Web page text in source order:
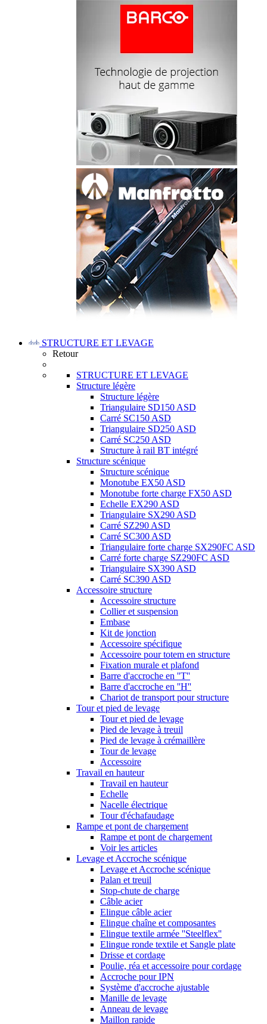
STRUCTURE ET LEVAGE
Retour
STRUCTURE ET LEVAGE
Structure légère
Structure légère
Triangulaire SD150 ASD
Carré SC150 ASD
Triangulaire SD250 ASD
Carré SC250 ASD
Structure à rail BT intégré
Structure scénique
Structure scénique
Monotube EX50 ASD
Monotube forte charge FX50 ASD
Echelle EX290 ASD
Triangulaire SX290 ASD
Carré SZ290 ASD
Carré SC300 ASD
Triangulaire forte charge SX290FC ASD
Carré forte charge SZ290FC ASD
Triangulaire SX390 ASD
Carré SC390 ASD
Accessoire structure
Accessoire structure
Collier et suspension
Embase
Kit de jonction
Accessoire spécifique
Accessoire pour totem en structure
Fixation murale et plafond
Barre d'accroche en ''T''
Barre d'accroche en ''H''
Chariot de transport pour structure
Tour et pied de levage
Tour et pied de levage
Pied de levage à treuil
Pied de levage à crémaillère
Tour de levage
Accessoire
Travail en hauteur
Travail en hauteur
Echelle
Nacelle électrique
Tour d'échafaudage
Rampe et pont de chargement
Rampe et pont de chargement
Voir les articles
Levage et Accroche scénique
Levage et Accroche scénique
Palan et treuil
Stop-chute de charge
Câble acier
Elingue câble acier
Elingue chaîne et composantes
Elingue textile armée ''Steelflex''
Elingue ronde textile et Sangle plate
Drisse et cordage
Poulie, réa et accessoire pour cordage
Accroche pour IPN
Système d'accroche ajustable
Manille de levage
Anneau de levage
Maillon rapide